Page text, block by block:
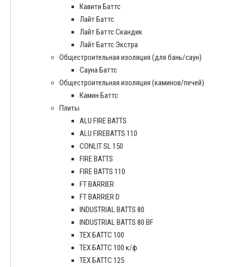
Кавити Баттс
Лайт Баттс
Лайт Баттс Скандик
Лайт Баттс Экстра
Общестроительная изоляция (для бань/саун)
Сауна Баттс
Общестроительная изоляция (каминов/печей)
Камин Баттс
Плиты
ALU FIRE BATTS
ALU FIREBATTS 110
CONLIT SL 150
FIRE BATTS
FIRE BATTS 110
FT BARRIER
FT BARRIER D
INDUSTRIAL BATTS 80
INDUSTRIAL BATTS 80 BF
ТЕХ БАТТС 100
ТЕХ БАТТС 100 к/ф
ТЕХ БАТТС 125